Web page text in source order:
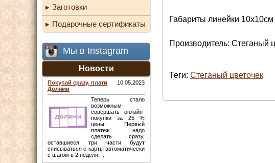
Заготовки
Подарочные сертификаты
Мы в Instagram
Новости
Покупай сразу, плати
Долями
10.05.2023
Теперь стало
возможным
совершать онлайн-
покупки за 25 %
цены! Первый
платеж надо
сделать сразу,
оставшиеся три части будут
списываться с карты автоматически
с шагом в 2 недели. ...
Габариты линейки 10х10см
Производитель: Стеганый
Теги: Стеганый цветочек